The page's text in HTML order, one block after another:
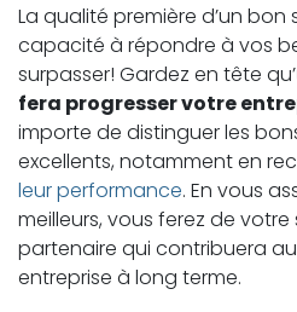
La qualité première d’un
capacité à répondre à vos
surpasser! Gardez en tête qu’
fera progresser votre
importe de distinguer les
excellents, notamment en
leur performance. En vous
meilleurs, vous ferez de
partenaire qui contribuera
entreprise à long terme.